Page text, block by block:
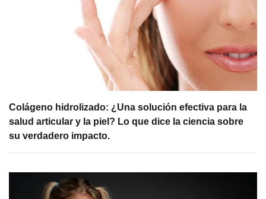
Colágeno hidrolizado: ¿Una solución efectiva para la
salud articular y la piel? Lo que dice la ciencia sobre
su verdadero impacto.